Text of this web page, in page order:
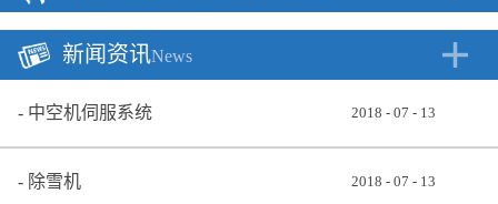
新闻资讯News
中空机伺服系统 2018 - 07 - 13
除雪机 2018 - 07 - 13